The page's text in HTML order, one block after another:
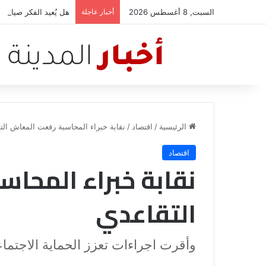
السبت, 8 أغسطس 2026 أخبار عاجلة هل يُعيد الفكر
الرئيسية / اقتصاد / نقابة خبراء المحاسبة رفعت المعاش
اقتصاد
نقابة خبراء
التقاعدي
وأقرت اجراءات تعزز الحماية